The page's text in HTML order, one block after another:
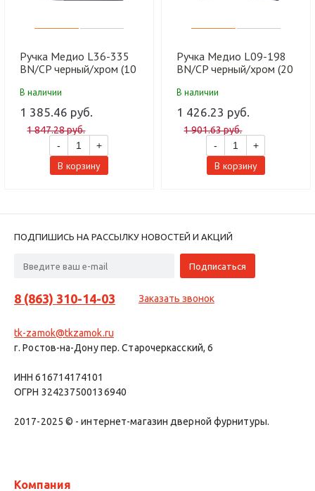
Ручка Медио L36-335
BN/CP черный/хром (10
В наличии
1 385.46 руб.
1 847.28 руб.
-
+
В корзину
Ручка Медио L09-198
BN/CP черный/хром (20
В наличии
1 426.23 руб.
1 901.63 руб.
-
+
В корзину
ПОДПИШИСЬ НА РАССЫЛКУ НОВОСТЕЙ И АКЦИЙ
8 (863) 310-14-03 Заказать звонок
tk-zamok@tkzamok.ru
г. Ростов-на-Дону пер. Старочеркасский, 6
ИНН 616714174101
ОГРН 324237500136940
2017-2025 © - интернет-магазин дверной фурнитуры.
Компания